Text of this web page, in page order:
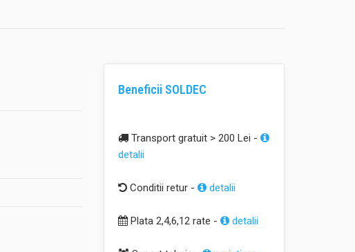
Beneficii SOLDEC
Transport gratuit > 200 Lei -
detalii
Conditii retur - detalii
Plata 2,4,6,12 rate - detalii